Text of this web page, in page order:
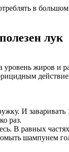
в
лук
уровень жиров и
И заваривать
раз.
В равных
шампунем